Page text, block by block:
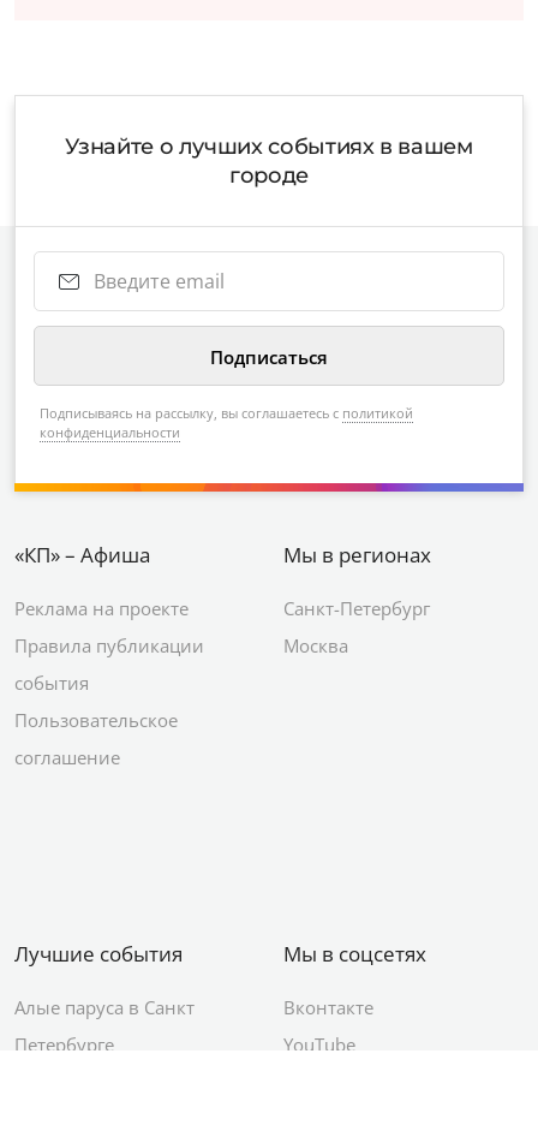
Узнайте о лучших событиях в вашем
городе
Подписываясь на рассылку, вы соглашаетесь с политикой
конфиденциальности
«КП» – Афиша
Реклама на проекте
Правила публикации
события
Пользовательское
соглашение
Мы в регионах
Санкт-Петербург
Москва
Лучшие события
Алые паруса в Санкт
Петербурге
Мы в соцсетях
Вконтакте
YouTube